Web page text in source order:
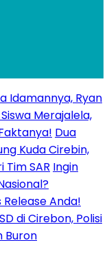
Idamannya, Ryan
Merajalela,
Dua
Kuda Cirebin,
SAR Ingin
Release Anda!
di Cirebon, Polisi
Buron